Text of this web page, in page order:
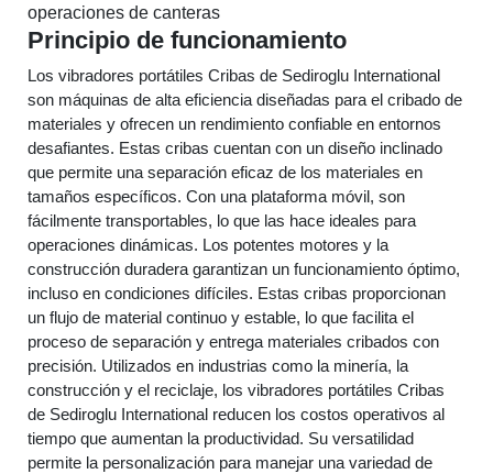
operaciones de canteras
Principio de funcionamiento
Los vibradores portátiles Cribas de Sediroglu International
son máquinas de alta eficiencia diseñadas para el cribado de
materiales y ofrecen un rendimiento confiable en entornos
desafiantes. Estas cribas cuentan con un diseño inclinado
que permite una separación eficaz de los materiales en
tamaños específicos. Con una plataforma móvil, son
fácilmente transportables, lo que las hace ideales para
operaciones dinámicas. Los potentes motores y la
construcción duradera garantizan un funcionamiento óptimo,
incluso en condiciones difíciles. Estas cribas proporcionan
un flujo de material continuo y estable, lo que facilita el
proceso de separación y entrega materiales cribados con
precisión. Utilizados en industrias como la minería, la
construcción y el reciclaje, los vibradores portátiles Cribas
de Sediroglu International reducen los costos operativos al
tiempo que aumentan la productividad. Su versatilidad
permite la personalización para manejar una variedad de